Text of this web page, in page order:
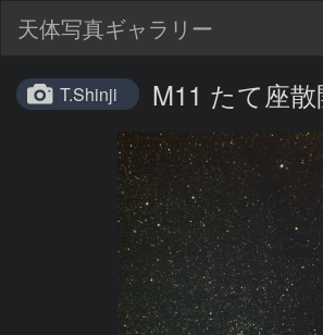
天体写真ギャラリー
T.Shinji M11 たて座